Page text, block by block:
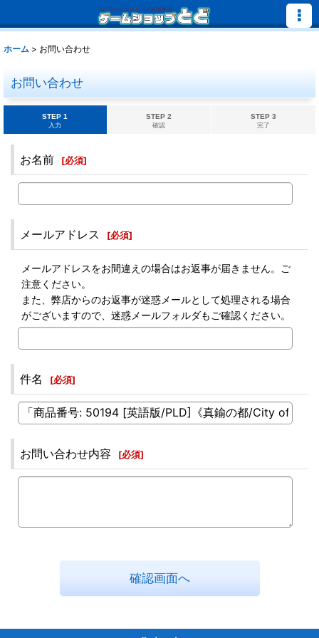
ホーム > お問い合わせ
お問い合わせ
STEP 1
入力
STEP 2
確認
STEP 3
完了
お名前 [必須]
メールアドレス [必須]
メールアドレスをお間違えの場合はお返事が届きません。ご
注意ください。
また、弊店からのお返事が迷惑メールとして処理される場合
がございますので、迷惑メールフォルダもご確認ください。
件名 [必須]
お問い合わせ内容 [必須]
確認画面へ